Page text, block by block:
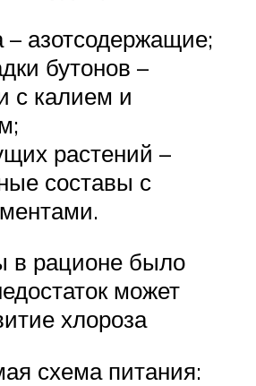
– азотсодержащие;
бутонов –
с калием и
растений –
составы с
в рационе было
может
хлороза
схема питания: